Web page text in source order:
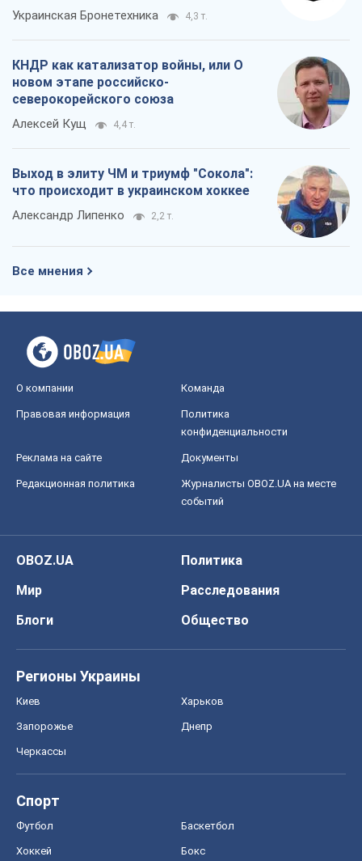
Украинская Бронетехника 4,3 т.
КНДР как катализатор войны, или О
новом этапе российско-
северокорейского союза
Алексей Кущ 4,4 т.
Выход в элиту ЧМ и триумф "Сокола":
что происходит в украинском хоккее
Александр Липенко 2,2 т.
Все мнения
О компании Команда
Правовая информация
Политика
конфиденциальности
Реклама на сайте Документы
Редакционная политика
Журналисты OBOZ.UA на месте
событий
OBOZ.UA
Политика
Мир
Расследования
Блоги
Общество
Регионы Украины
Киев Харьков
Запорожье Днепр
Черкассы
Спорт
Футбол Баскетбол
Хоккей Бокс